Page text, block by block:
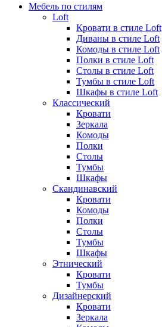
Мебель по стилям
Loft
Кровати в стиле Loft
Диваны в стиле Loft
Комоды в стиле Loft
Полки в стиле Loft
Столы в стиле Loft
Тумбы в стиле Loft
Шкафы в стиле Loft
Классический
Кровати
Зеркала
Комоды
Полки
Столы
Тумбы
Шкафы
Скандинавский
Кровати
Комоды
Полки
Столы
Тумбы
Шкафы
Этнический
Кровати
Тумбы
Дизайнерский
Кровати
Зеркала